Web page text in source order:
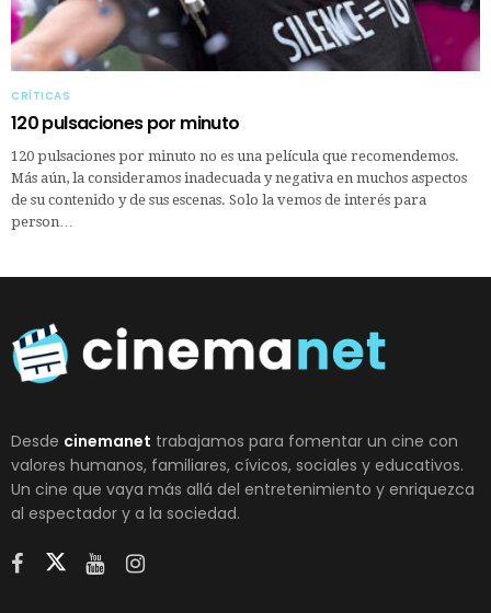
CRÍTICAS
120 pulsaciones por minuto
120 pulsaciones por minuto no es una película que recomendemos.
Más aún, la consideramos inadecuada y negativa en muchos aspectos
de su contenido y de sus escenas. Solo la vemos de interés para
person…
Desde cinemanet trabajamos para fomentar un cine con
valores humanos, familiares, cívicos, sociales y educativos.
Un cine que vaya más allá del entretenimiento y enriquezca
al espectador y a la sociedad.